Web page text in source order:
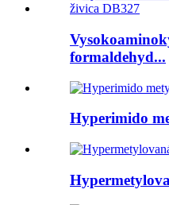
formaldehyd...
Hyperimido